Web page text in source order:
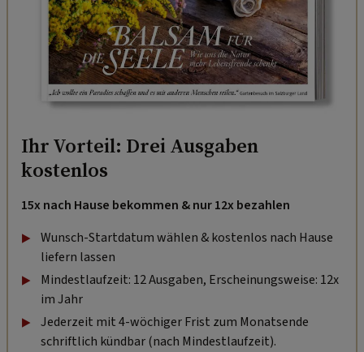
Ihr Vorteil: Drei Ausgaben
kostenlos
15x nach Hause bekommen & nur 12x bezahlen
Wunsch-Startdatum wählen & kostenlos nach Hause
liefern lassen
Mindestlaufzeit: 12 Ausgaben, Erscheinungsweise: 12x
im Jahr
Jederzeit mit 4-wöchiger Frist zum Monatsende
schriftlich kündbar (nach Mindestlaufzeit).